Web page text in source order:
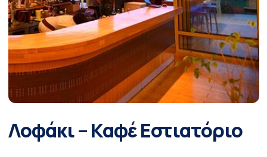
Λοφάκι – Καφέ Εστιατόριο